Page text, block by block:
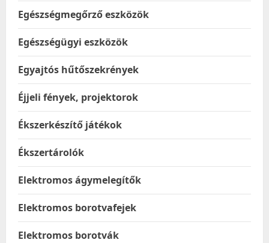
Egészségmegőrző eszközök
Egészségügyi eszközök
Egyajtós hűtőszekrények
Éjjeli fények, projektorok
Ékszerkészítő játékok
Ékszertárolók
Elektromos ágymelegítők
Elektromos borotvafejek
Elektromos borotvák